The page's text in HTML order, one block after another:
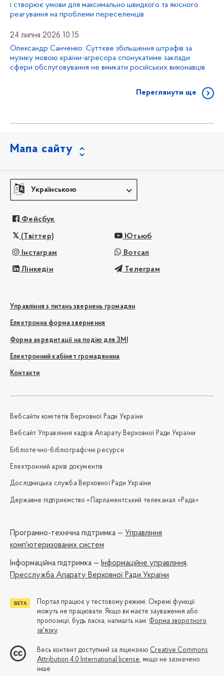
і створює умови для максимально швидкого та якісного
реагування на проблеми переселенців
24 липня 2026 10:15
Олександр Санченко: Суттєве збільшення штрафів за
музику мовою країни-агресора спонукатиме заклади
сфери обслуговування не вмикати російських виконавців
Переглянути ще
Мапа сайту
Українською
Фейсбук
(Твіттер) Ютьюб
Інстаграм Вотсап
Лінкедін Телеграм
Управління з питань звернень громадян
Електронна форма звернення
Форма акредитації на подію для ЗМІ
Електронний кабінет громадянина
Контакти
Вебсайти комітетів Верховної Ради України
Вебсайт Управління кадрів Апарату Верховної Ради України
Бібліотечно-бібліографічні ресурси
Електронний архів документів
Дослідницька служба Верховної Ради України
Державне підприємство «Парламентський телеканал «Рада»
Програмно-технічна підтримка — Управління
комп'ютеризованих систем
Iнформаційна підтримка — Інформаційне управління,
Пресслужба Апарату Верховної Ради України
Портал працює у тестовому режимі. Окремі функції
можуть не працювати. Якщо ви маєте зауваження або
пропозиції, будь ласка, напишіть нам: Форма зворотного
зв'язку
Весь контент доступний за ліцензією Creative Commons
Attribution 4.0 International license, якщо не зазначено
інше